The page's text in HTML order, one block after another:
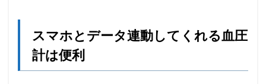
スマホとデータ連動してくれる血圧
計は便利